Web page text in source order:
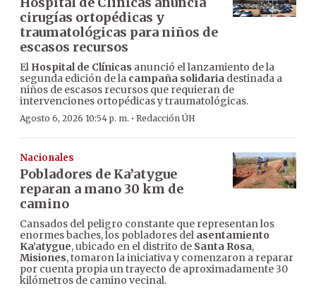
cirugías ortopédicas y
traumatológicas para niños de
escasos recursos
El Hospital de Clínicas anunció el lanzamiento de la
segunda edición de la campaña solidaria destinada a
niños de escasos recursos que requieran de
intervenciones ortopédicas y traumatológicas.
Agosto 6, 2026 10:54 p. m. · Redacción ÚH
Nacionales
Pobladores de Ka’atygue
reparan a mano 30 km de
camino
Cansados del peligro constante que representan los
enormes baches, los pobladores del asentamiento
Ka’atygue, ubicado en el distrito de Santa Rosa,
Misiones, tomaron la iniciativa y comenzaron a reparar
por cuenta propia un trayecto de aproximadamente 30
kilómetros de camino vecinal.